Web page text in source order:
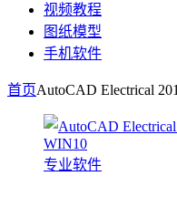
视频教程
图纸模型
手机软件
首页AutoCAD Electrical
专业软件